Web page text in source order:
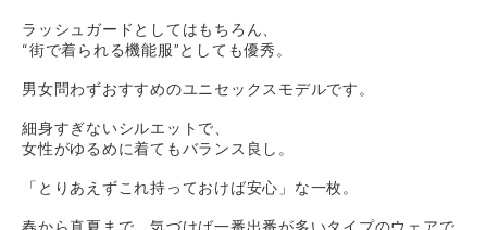
ラッシュガードとしてはもちろん、
“街で着られる機能服”としても優秀。
男女問わずおすすめのユニセックスモデルです。
細身すぎないシルエットで、
女性がゆるめに着てもバランス良し。
「とりあえずこれ持っておけば安心」な一枚。
春から真夏まで、気づけば一番出番が多いタイプのウェアで